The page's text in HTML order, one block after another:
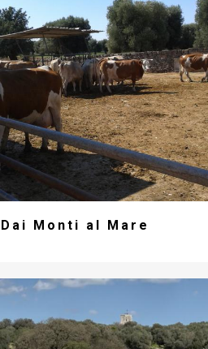
Dai Monti al Mare